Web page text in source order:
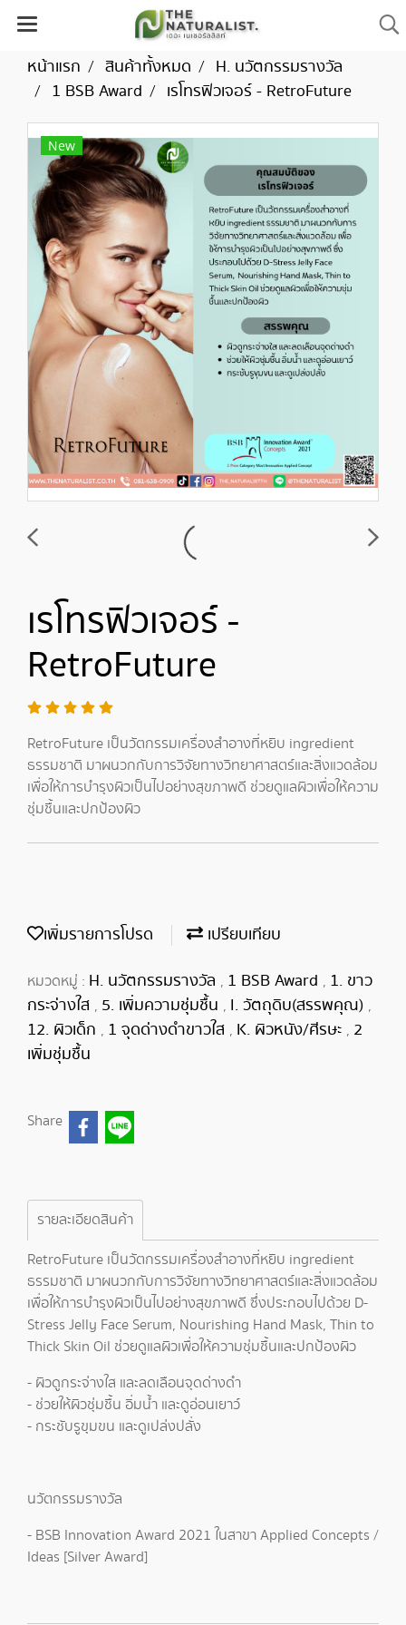
หน้าแรก สินค้าทั้งหมด
H. นวัตกรรมรางวัล
1 BSB Award
เรโทรฟิวเจอร์ - RetroFuture
New
เรโทรฟิวเจอร์ -
RetroFuture
RetroFuture เป็นวัตกรรมเครื่องสำอางที่หยิบ ingredient
ธรรมชาติ มาผนวกกับการวิจัยทางวิทยาศาสตร์และสิ่งแวดล้อม
เพื่อให้การบำรุงผิวเป็นไปอย่างสุขภาพดี ช่วยดูแลผิวเพื่อให้ความ
ชุ่มชื้นและปกป้องผิว
เพิ่มรายการโปรด เปรียบเทียบ
หมวดหมู่ : H. นวัตกรรมรางวัล , 1 BSB Award , 1. ขาว
กระจ่างใส , 5. เพิ่มความชุ่มชื้น , I. วัตถุดิบ(สรรพคุณ) ,
12. ผิวเด็ก , 1 จุดด่างดำขาวใส , K. ผิวหนัง/ศีรษะ , 2
เพิ่มชุ่มชื้น
Share
รายละเอียดสินค้า
RetroFuture เป็นวัตกรรมเครื่องสำอางที่หยิบ ingredient
ธรรมชาติ มาผนวกกับการวิจัยทางวิทยาศาสตร์และสิ่งแวดล้อม
เพื่อให้การบำรุงผิวเป็นไปอย่างสุขภาพดี ซึ่งประกอบไปด้วย D-
Stress Jelly Face Serum, Nourishing Hand Mask, Thin to
Thick Skin Oil ช่วยดูแลผิวเพื่อให้ความชุ่มชื้นและปกป้องผิว
- ผิวดูกระจ่างใส และลดเลือนจุดด่างดำ
- ช่วยให้ผิวชุ่มชื้น อิ่มน้ำ และดูอ่อนเยาว์
- กระชับรูขุมขน และดูเปล่งปลั่ง
นวัตกรรมรางวัล
- BSB Innovation Award 2021 ในสาขา Applied Concepts /
Ideas [Silver Award]